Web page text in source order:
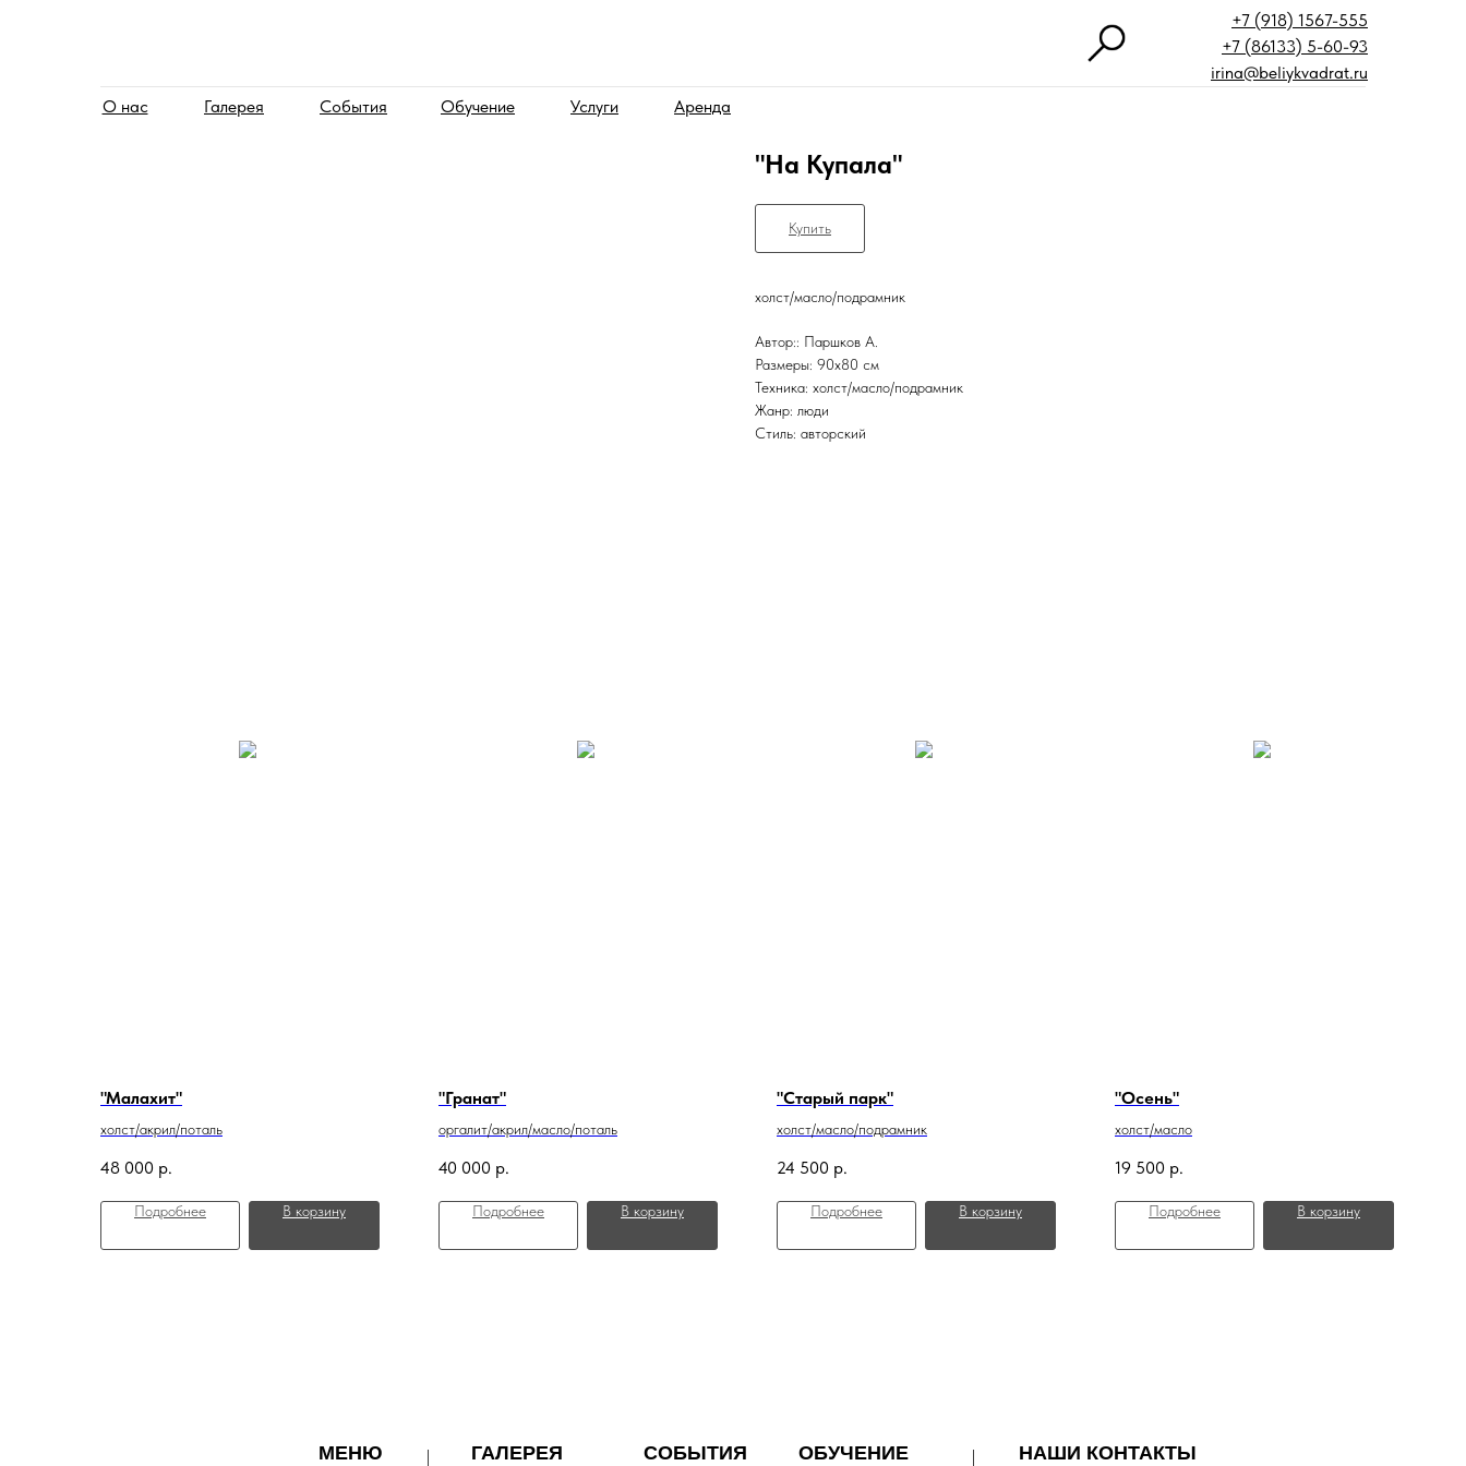
О нас События
Галерея Обучение
+7 (918) 1567-555
Услуги Аренда
+7 (86133) 5-60-93
irina@beliykvadrat.ru
"На Купала"
Купить
холст/масло/подрамник
Автор:: Паршков А.
Размеры: 90х80 см
Техника: холст/масло/подрамник
Жанр: люди
Стиль: авторский
"Малахит"
холст/акрил/поталь
48 000 р.
Подробнее В корзину
"Гранат"
оргалит/акрил/масло/поталь
40 000 р.
Подробнее В корзину
"Старый парк"
холст/масло/подрамник
24 500 р.
Подробнее В корзину
"Осень"
холст/масло
19 500 р.
Подробнее В корзину
СОБЫТИЯ ОБУЧЕНИЕ
МЕНЮ ГАЛЕРЕЯ НАШИ КОНТАКТЫ